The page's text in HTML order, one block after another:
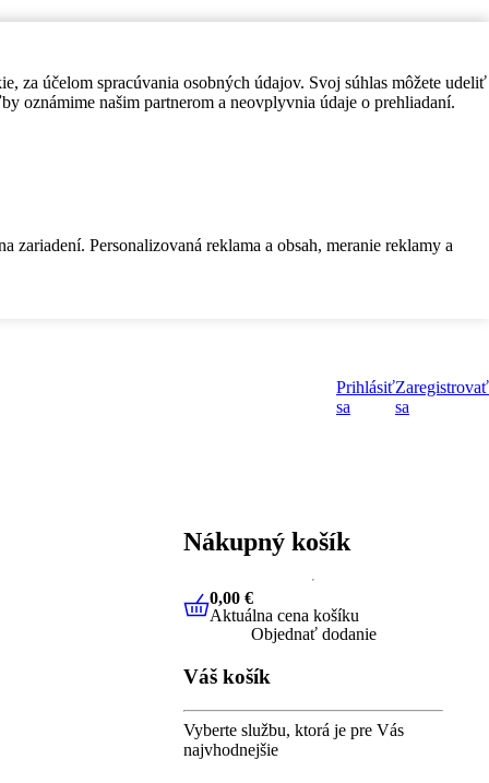
za účelom spracúvania osobných údajov. Svoj súhlas môžete udeliť
oznámime našim partnerom a neovplyvnia údaje o prehliadaní.
Personalizovaná reklama a obsah, meranie reklamy a
Prihlásiť
sa
Zaregistrovať
sa
Nákupný košík
0,00 €Aktuálna cena košíku
0,00 €
Aktuálna cena košíku
Objednať dodanie
Váš košík
Vyberte službu, ktorá je pre Vás
najvhodnejšie